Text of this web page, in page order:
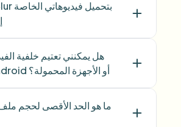
هل يمكنني تعتيم خلفية
iPhone أو Android أو الأجهزة المحمولة؟
ما هو الحد الأقصى لحجم ملف